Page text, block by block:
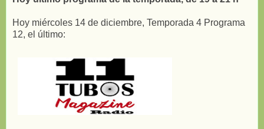
Hoy miércoles 14 de diciembre, Temporada 4 Programa
12, el último: